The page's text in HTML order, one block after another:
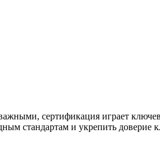
важными, сертификация играет
стандартам и укрепить доверие